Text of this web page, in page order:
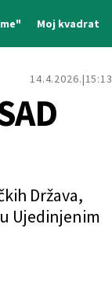
Moj kvadrat
14.4.2026. 15:13
Država,
Ujedinjenim